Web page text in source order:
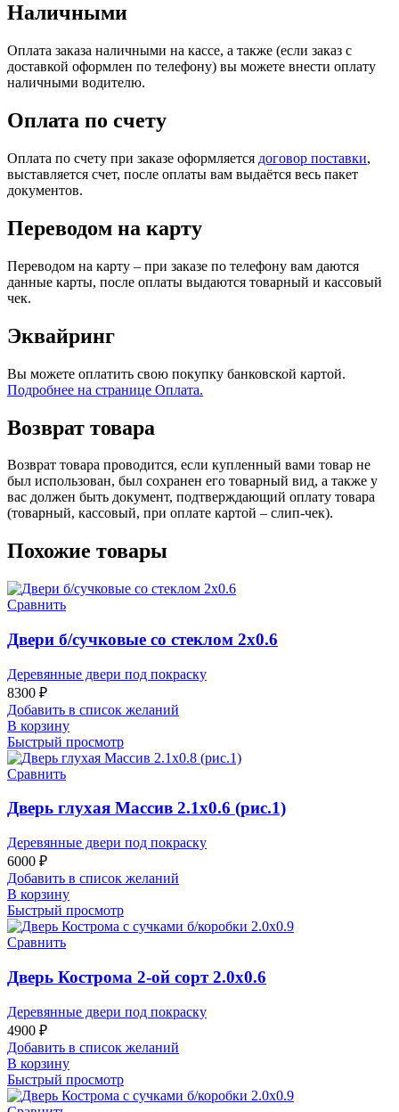
Наличными
Оплата заказа наличными на кассе, а также (если заказ с
доставкой оформлен по телефону) вы можете внести оплату
наличными водителю.
Оплата по счету
Оплата по счету при заказе оформляется договор поставки,
выставляется счет, после оплаты вам выдаётся весь пакет
документов.
Переводом на карту
Переводом на карту – при заказе по телефону вам даются
данные карты, после оплаты выдаются товарный и кассовый
чек.
Эквайринг
Вы можете оплатить свою покупку банковской картой.
Подробнее на странице Оплата.
Возврат товара
Возврат товара проводится, если купленный вами товар не
был использован, был сохранен его товарный вид, а также у
вас должен быть документ, подтверждающий оплату товара
(товарный, кассовый, при оплате картой – слип-чек).
Похожие товары
Сравнить
Двери б/сучковые со стеклом 2х0.6
Деревянные двери под покраску
8300 ₽
Добавить в список желаний
В корзину
Быстрый просмотр
Сравнить
Дверь глухая Массив 2.1х0.6 (рис.1)
Деревянные двери под покраску
6000 ₽
Добавить в список желаний
В корзину
Быстрый просмотр
Сравнить
Дверь Кострома 2-ой сорт 2.0х0.6
Деревянные двери под покраску
4900 ₽
Добавить в список желаний
В корзину
Быстрый просмотр